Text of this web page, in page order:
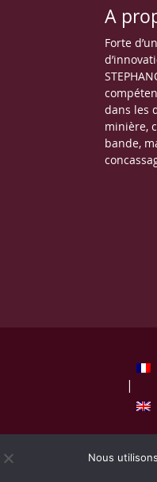
A
Forte
dans les
minière,
bande,
Nous